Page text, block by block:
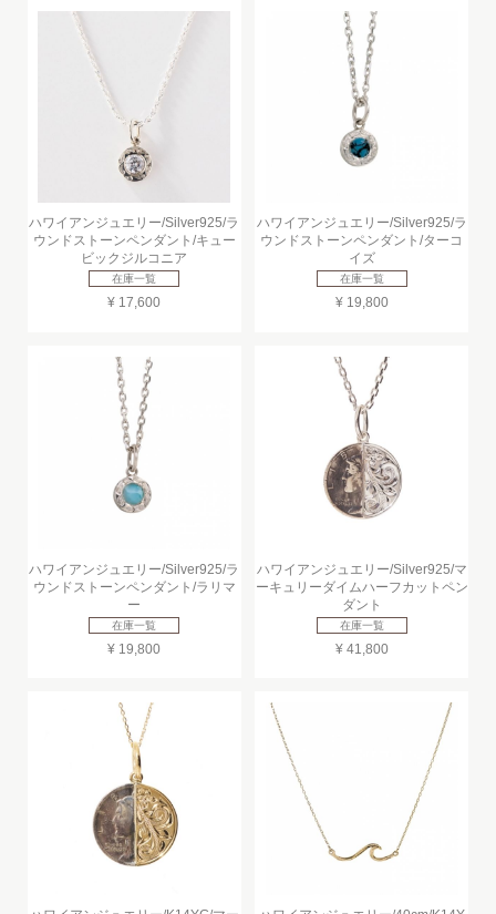
ハワイアンジュエリー/Silver925/ラ
ウンドストーンペンダント/キュー
ビックジルコニア
在庫一覧
¥ 17,600
ハワイアンジュエリー/Silver925/ラ
ウンドストーンペンダント/ターコ
イズ
在庫一覧
¥ 19,800
ハワイアンジュエリー/Silver925/ラ
ウンドストーンペンダント/ラリマ
ー
在庫一覧
¥ 19,800
ハワイアンジュエリー/Silver925/マ
ーキュリーダイムハーフカットペン
ダント
在庫一覧
¥ 41,800